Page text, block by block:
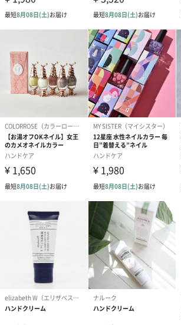
内容量
商品オプション情報
お届けボックスオプション
配送用のダンボールを装飾いたします。お相
送りする際に人気のオプションです。お相手
合は、紙袋との併用もおすすめです。
ダンボール装飾（ひま
わり）（720円）
ダンボール装飾（チ
ーリップ）（720円